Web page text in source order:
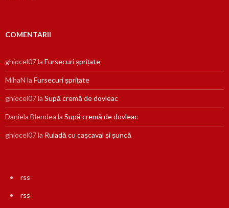
COMENTARII
ghiocel07la Fursecuri șprițate
MihaN la Fursecuri șprițate
ghiocel07la Supă cremă de dovleac
Daniela Blendea la Supă cremă de dovleac
ghiocel07la Ruladă cu cașcaval și șuncă
rss
rss